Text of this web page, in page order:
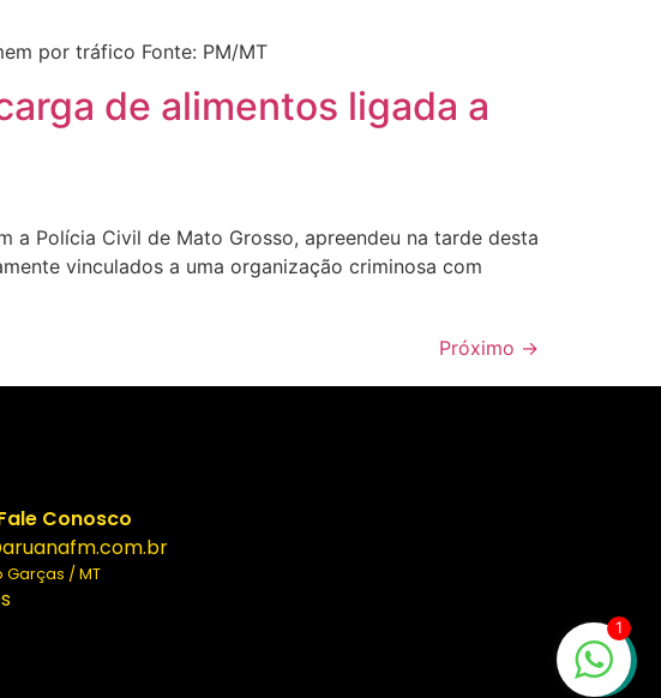
por tráfico Fonte: PM/MT
de alimentos ligada a
a Polícia Civil de Mato Grosso, apreendeu na tarde desta
vinculados a uma organização criminosa com
Próximo →
Conosco
Garças / MT
1